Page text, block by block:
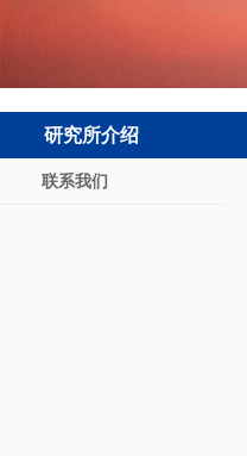
研究所介绍
联系我们